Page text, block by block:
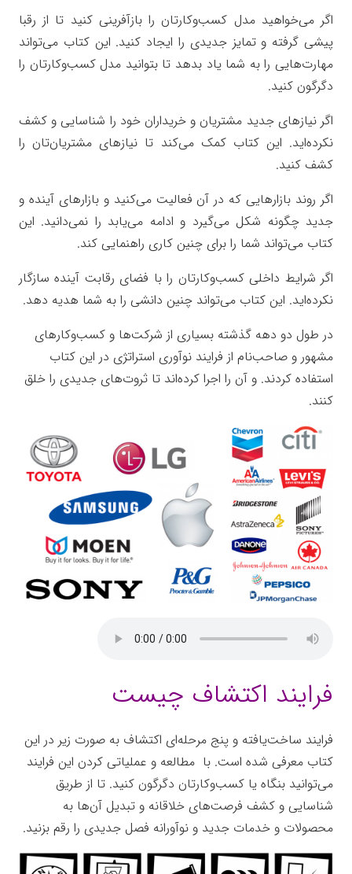
اگر می‌خواهید مدل کسب‌وکارتان را بازآفرینی کنید تا از رقبا
پیشی گرفته و تمایز جدیدی را ایجاد کنید. این کتاب می‌تواند
مهارت‌هایی را به شما یاد بدهد تا بتوانید مدل کسب‌وکارتان را
دگرگون کنید.
اگر نیازهای جدید مشتریان و خریداران خود را شناسایی و کشف
نکرده‌اید. این کتاب کمک می‌کند تا نیازهای مشتریان‌تان را
کشف کنید.
اگر روند بازارهایی که در آن فعالیت می‌کنید و بازارهای آینده و
جدید چگونه شکل می‌گیرد و ادامه می‌یابد را نمی‌دانید. این
کتاب می‌تواند شما را برای چنین کاری راهنمایی کند.
اگر شرایط داخلی کسب‌وکارتان را با فضای رقابت آینده سازگار
نکرده‌اید. این کتاب می‌تواند چنین دانشی را به شما هدیه دهد.
در طول دو دهه گذشته بسیاری از شرکت‌ها و کسب‌وکارهای
مشهور و صاحب‌نام از فرایند نوآوری استراتژی در این کتاب
استفاده کردند. و آن را اجرا کرده‌اند تا ثروت‌های جدیدی را خلق
کنند.
فرایند اکتشاف چیست
فرایند ساخت‌یافته و پنج مرحله‌ای اکتشاف به صورت زیر در این
کتاب معرفی شده است. با مطالعه و عملیاتی کردن این فرایند
می‌توانید بنگاه یا کسب‌وکارتان دگرگون کنید. تا از طریق
شناسایی و کشف فرصت‌های خلاقانه و تبدیل آن‌ها به
محصولات و خدمات جدید و نوآورانه فصل جدیدی را رقم بزنید.